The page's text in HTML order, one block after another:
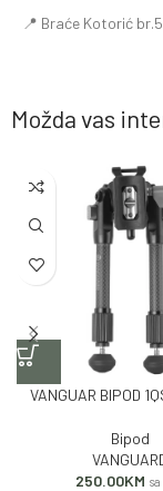
📍 Braće Kotorić
Možda vas
VANGUAR BIPOD
Bipod
250.00KM sa